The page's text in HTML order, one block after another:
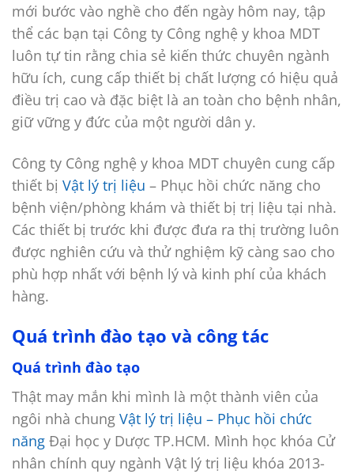
mới bước vào nghề cho đến ngày hôm nay, tập
thể các bạn tại Công ty Công nghệ y khoa MDT
luôn tự tin rằng chia sẻ kiến thức chuyên ngành
hữu ích, cung cấp thiết bị chất lượng có hiệu quả
điều trị cao và đặc biệt là an toàn cho bệnh nhân,
giữ vững y đức của một người dân y.
Công ty Công nghệ y khoa MDT chuyên cung cấp
thiết bị Vật lý trị liệu – Phục hồi chức năng cho
bệnh viện/phòng khám và thiết bị trị liệu tại nhà.
Các thiết bị trước khi được đưa ra thị trường luôn
được nghiên cứu và thử nghiệm kỹ càng sao cho
phù hợp nhất với bệnh lý và kinh phí của khách
hàng.
Quá trình đào tạo và công tác
Quá trình đào tạo
Thật may mắn khi mình là một thành viên của
ngôi nhà chung Vật lý trị liệu – Phục hồi chức
năng Đại học y Dược TP.HCM. Mình học khóa Cử
nhân chính quy ngành Vật lý trị liệu khóa 2013-